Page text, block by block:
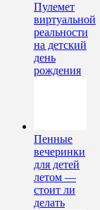
Пулемет
виртуальной
реальности
на детский
день
рождения
Пенные
вечеринки
для детей
летом —
стоит ли
делать